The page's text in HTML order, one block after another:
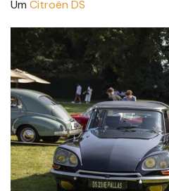
Um Citroën DS